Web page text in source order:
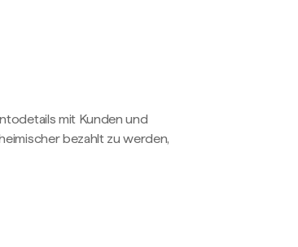
mit Kunden und
bezahlt zu werden,